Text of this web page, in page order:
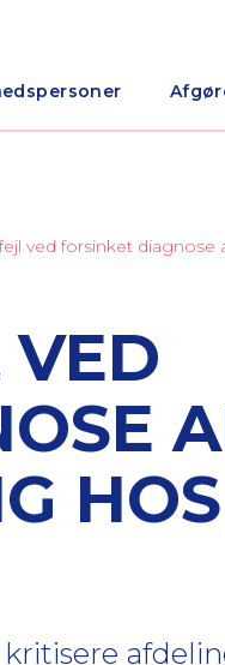
ved forsinket
VED